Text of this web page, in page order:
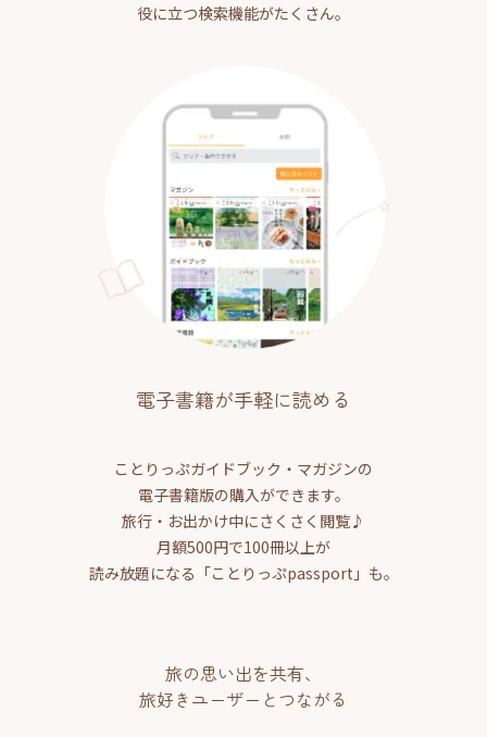
役に立つ検索機能がたくさん。
電子書籍が手軽に読める
ことりっぷガイドブック・マガジンの
電子書籍版の購入ができます。
旅行・お出かけ中にさくさく閲覧♪
月額500円で100冊以上が
読み放題になる「ことりっぷpassport」も。
旅の思い出を共有、
旅好きユーザーとつながる